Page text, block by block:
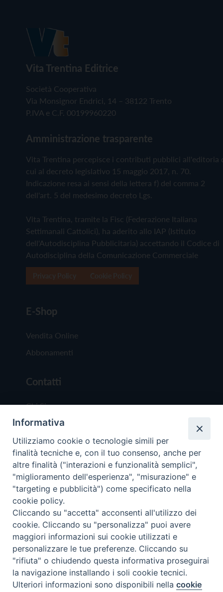
Vita Trentina Editrice
Società Cooperativa
Via Monsignor Endrici, 14 – 38122 Trento
P.IVA e C.F. 00199960220
Amministrazione trasparente
Vita Trentina percepisce i contributi pubblici all'editoria
cui al decreto legislativo 15 maggio 2017, n. 70.
Indicazione resa ai sensi della lettera f) del comma 2
dell'art. 5 del medesimo decreto Lgs.
Vita Trentina, tramite la Fisc (Federazione Italiana
Settimanali Cattolici), ha aderito allo IAP (Istituto
dell'Autodisciplina Pubblicitaria) accettando il Codice di
Autodisciplina della Comunicazione Commerciale
E-Shop
Vendita Online
Abbonamenti
Contatti
Chi Siamo
Redazione
Scrivici
Copyright © 2019 - Tutti i diritti riservati - Vita
Trentina Editrice
Privacy Policy
Torna
Preferenze Cookie
Informativa
Utilizziamo cookie o tecnologie simili per
finalità tecniche e, con il tuo consenso, anche per
altre finalità ("interazioni e funzionalità semplici",
"miglioramento dell'esperienza", "misurazione" e
"targeting e pubblicità") come specificato nella
cookie policy.
Cliccando su "accetta" acconsenti all'utilizzo dei
cookie. Cliccando su "personalizza" puoi avere
maggiori informazioni sui cookie utilizzati e
personalizzare le tue preferenze. Cliccando su
"rifiuta" o chiudendo questa informativa proseguirai
la navigazione installando i soli cookie tecnici.
Ulteriori informazioni sono disponibili nellacookie